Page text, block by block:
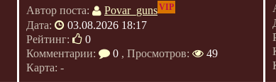
Автор поста:
Povar_gunsVIP
Дата:
03.08.2026 18:17
Рейтинг:
0
Комментарии:
0 , Просмотров:
49
Карта: -